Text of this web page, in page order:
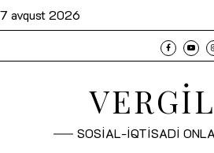
7 avqust 2026
SOSİAL-İQTİSADİ